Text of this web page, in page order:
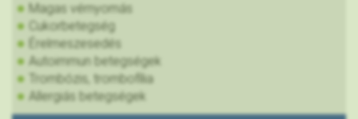
Magas vérnyomás
Cukorbetegség
Érelmeszesedés
Autoimmun betegségek
Trombózis, trombofília
Allergiás betegségek